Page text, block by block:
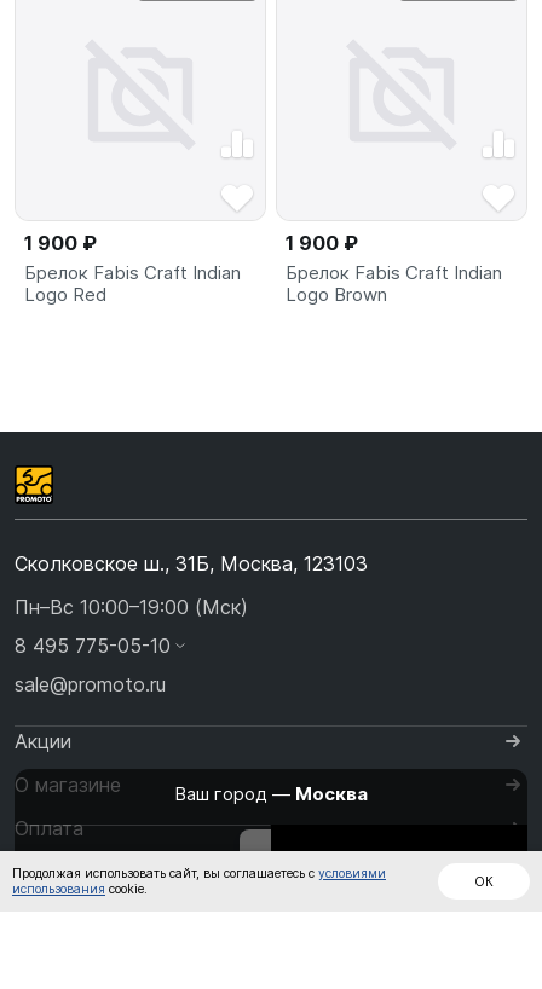
Дождевики Куртки Шлемы
1 900 ₽
Брелок Fabis Craft Indian
Logo Red
1 900 ₽
Брелок Fabis Craft Indian
Logo Brown
Сколковское ш., 31Б, Москва, 123103
Пн–Вс 10:00–19:00 (Мск)
8 495 775-05-10
sale@promoto.ru
Акции
О магазине
Оплата
Доставка
Ваш город — Москва
ОК
Продолжая использовать сайт, вы соглашаетесь с условиями
использования cookie.